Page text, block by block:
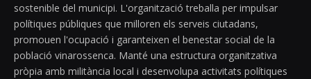
sostenible del municipi. L'organització treballa per impulsar
polítiques públiques que milloren els serveis ciutadans,
promouen l'ocupació i garanteixen el benestar social de la
població vinarossenca. Manté una estructura organitzativa
pròpia amb militància local i desenvolupa activitats polítiques